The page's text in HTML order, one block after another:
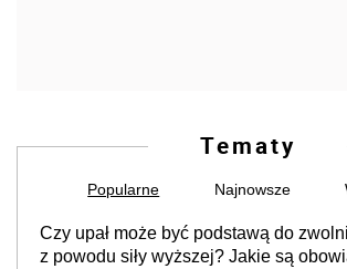
Tematy
Popularne Najnowsze
Czy upał może być podstawą do
z powodu siły wyższej? Jakie są